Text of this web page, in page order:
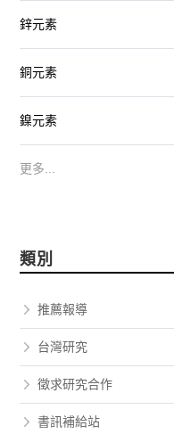
鋅元素
銅元素
鎳元素
更多...
類別
推薦報導
台灣研究
徵求研究合作
書訊補給站